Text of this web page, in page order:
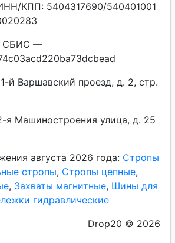
КПП: 5404317690/540401001
СБИС —
й Варшавский проезд, д. 2, стр.
я Машиностроения улица, д. 25
августа 2026 года: Стропы
стропы, Стропы цепные,
, Захваты магнитные, Шины для
гидравлические
Drop20 © 2026